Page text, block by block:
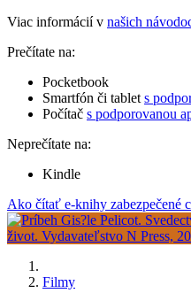
Viac informácií v našich
Prečítate na:
Pocketbook
Smartfón či tablet s
Počítač s podporovanou
Neprečítate na:
Kindle
Ako čítať e-knihy zabezpečené
Filmy